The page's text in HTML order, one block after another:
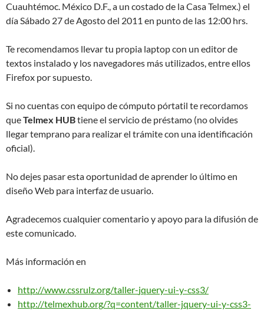
Cuauhtémoc. México D.F., a un costado de la Casa Telmex.) el
día Sábado 27 de Agosto del 2011 en punto de las 12:00 hrs.
Te recomendamos llevar tu propia laptop con un editor de
textos instalado y los navegadores más utilizados, entre ellos
Firefox por supuesto.
Si no cuentas con equipo de cómputo pórtatil te recordamos
queTelmex HUBtiene el servicio de préstamo (no olvides
llegar temprano para realizar el trámite con una identificación
oficial).
No dejes pasar esta oportunidad de aprender lo último en
diseño Web para interfaz de usuario.
Agradecemos cualquier comentario y apoyo para la difusión de
este comunicado.
Más información en
http://www.cssrulz.org/taller-jquery-ui-y-css3/
http://telmexhub.org/?q=content/taller-jquery-ui-y-css3-